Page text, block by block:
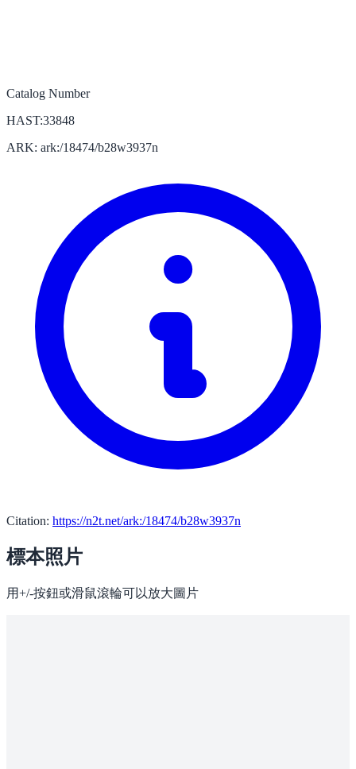
Catalog Number
HAST:33848
ARK: ark:/18474/b28w3937n
Citation: https://n2t.net/ark:/18474/b28w3937n
標本照片
用+/-按鈕或滑鼠滾輪可以放大圖片